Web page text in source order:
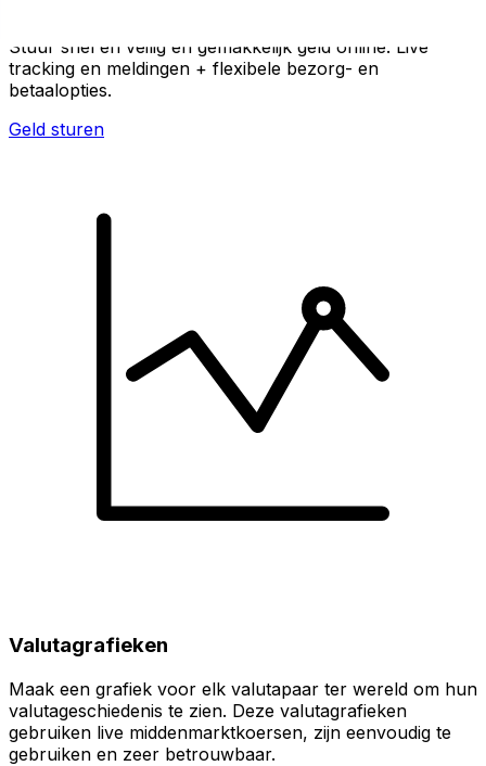
Stuur snel en veilig en gemakkelijk geld online. Live
tracking en meldingen + flexibele bezorg- en
betaalopties.
Geld sturen
Valutagrafieken
Maak een grafiek voor elk valutapaar ter wereld om hun
valutageschiedenis te zien. Deze valutagrafieken
gebruiken live middenmarktkoersen, zijn eenvoudig te
gebruiken en zeer betrouwbaar.